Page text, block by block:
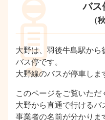
バス
（
大野は、羽後牛島駅から
バス停です。
大野線のバスが停車しま
このページをご覧いただ
大野から直通で行けるバ
事業者の名前が分かりま